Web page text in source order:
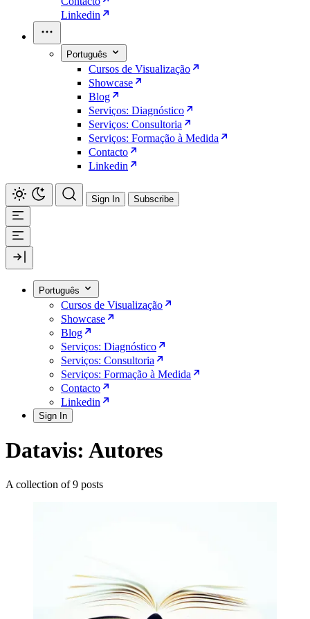
Linkedin
Português
Cursos de Visualização
Showcase
Blog
Serviços: Diagnóstico
Serviços: Consultoria
Serviços: Formação à Medida
Contacto
Linkedin
Sign In Subscribe
Português
Cursos de Visualização
Showcase
Blog
Serviços: Diagnóstico
Serviços: Consultoria
Serviços: Formação à Medida
Contacto
Linkedin
Sign In
Datavis: Autores
A collection of 9 posts